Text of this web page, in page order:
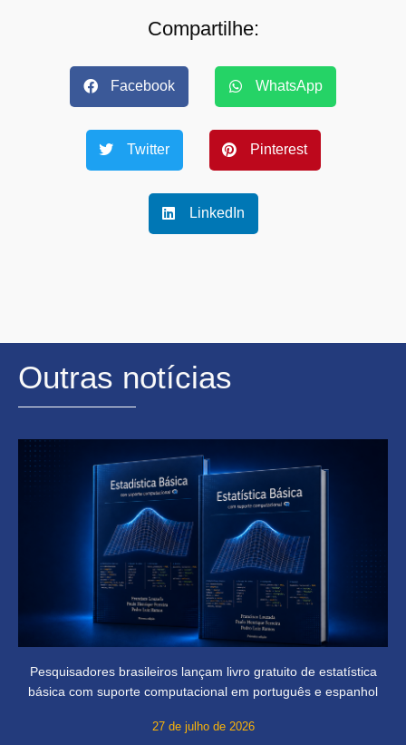
Compartilhe:
Facebook WhatsApp
Twitter Pinterest
LinkedIn
Outras notícias
Pesquisadores brasileiros lançam livro gratuito de estatística
básica com suporte computacional em português e espanhol
27 de julho de 2026